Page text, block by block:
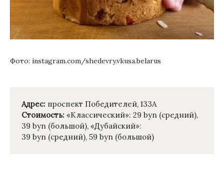
Фото: instagram.com/shedevry.vkusa.belarus
Адрес: проспект Победителей, 133А
Стоимость: «Классический»: 29 byn (средний),
39 byn (большой), «Дубайский»:
39 byn (средний), 59 byn (большой)